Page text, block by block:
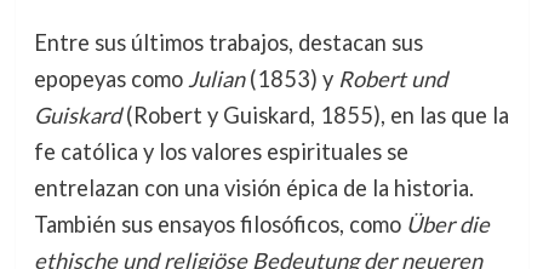
Entre sus últimos trabajos, destacan sus
epopeyas comoJulian(1853) y Robert und
Guiskard(Robert y Guiskard, 1855), en las que la
fe católica y los valores espirituales se
entrelazan con una visión épica de la historia.
También sus ensayos filosóficos, como Über die
ethische und religiöse Bedeutung der neueren